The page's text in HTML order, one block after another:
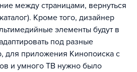
между страницами, вернуться
Кроме того, дизайнер
элементы будут в
под разные
для приложения Кинопоиска с
и умного ТВ нужно было